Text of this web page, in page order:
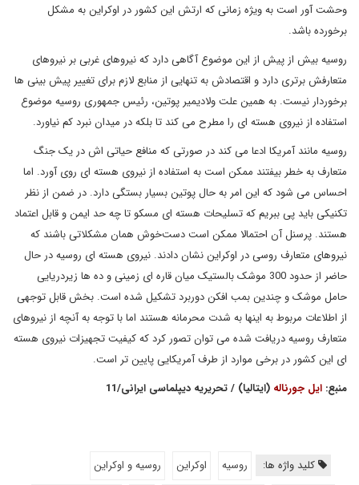
وحشت آور است به ویژه زمانی که ارتش این کشور در اوکراین به مشکل
برخورده باشد.
روسیه بیش از پیش از این موضوع آگاهی دارد که نیروهای غربی بر نیروهای
متعارفش برتری دارد و اقتصادش به تنهایی از منابع لازم برای تغییر پیش بینی ها
برخوردار نیست. به همین علت ولادیمیر پوتین، رئیس جمهوری روسیه موضوع
استفاده از نیروی هسته ای را مطرح می کند تا بلکه در میدان نبرد کم نیاورد.
روسیه مانند آمریکا ادعا می کند در صورتی که منافع حیاتی اش در یک جنگ
متعارف به خطر بیفتند ممکن است به استفاده از نیروی هسته ای روی آورد. اما
احساس می شود که این امر به حال پوتین بسیار بستگی دارد. در ضمن از نظر
تکنیکی باید پی ببریم که تسلیحات هسته ای مسکو تا چه حد ایمن و قابل اعتماد
هستند. پرسنل آن احتمالا ممکن است دست‌خوش همان مشکلاتی باشند که
نیروهای متعارف روسی در اوکراین نشان دادند. نیروی هسته ای روسیه در حال
حاضر از حدود 300 موشک بالستیک میان قاره ای زمینی و ده ها زیردریایی
حامل موشک و چندین بمب افکن دوربرد تشکیل شده است. بخش قابل توجهی
از اطلاعات مربوط به اینها به شدت محرمانه هستند اما با توجه به آنچه از نیروهای
متعارف روسیه دریافت شده می توان تصور کرد که کیفیت تجهیزات نیروی هسته
ای این کشور در برخی موارد از طرف آمریکایی پایین تر است.
منبع: ایل جورناله (ایتالیا) / تحریریه دیپلماسی ایرانی/11
کلید واژه ها: روسیه اوکراین
روسیه و اوکراین